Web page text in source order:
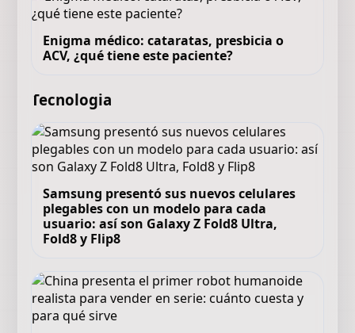
Enigma médico: cataratas, presbicia o
ACV, ¿qué tiene este paciente?
Tecnologia
Samsung presentó sus nuevos celulares
plegables con un modelo para cada
usuario: así son Galaxy Z Fold8 Ultra,
Fold8 y Flip8